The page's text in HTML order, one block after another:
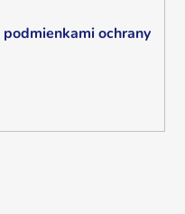
podmienkami ochrany